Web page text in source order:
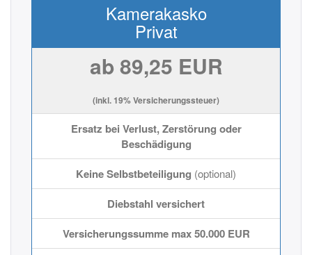
Kamerakasko
Privat
ab 89,25 EUR
(inkl. 19% Versicherungssteuer)
Ersatz bei Verlust, Zerstörung oder
Beschädigung
Keine Selbstbeteiligung (optional)
Diebstahl versichert
Versicherungssumme max 50.000 EUR